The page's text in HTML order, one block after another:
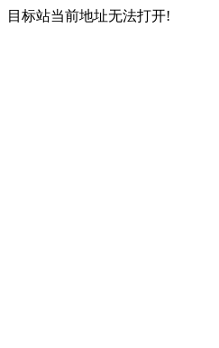
目标站当前地址无法打开!